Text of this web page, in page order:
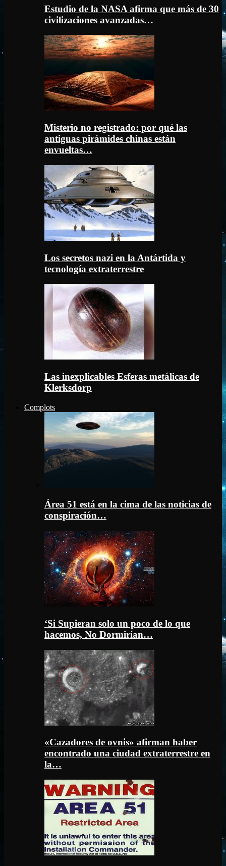
Estudio de la NASA afirma que más de 30
civilizaciones avanzadas…
Misterio no registrado: por qué las
antiguas pirámides chinas están
envueltas…
Los secretos nazi en la Antártida y
tecnología extraterrestre
Las inexplicables Esferas metálicas de
Klerksdorp
Complots
Área 51 está en la cima de las noticias de
conspiración…
‘Si Supieran solo un poco de lo que
hacemos, No Dormirían…
«Cazadores de ovnis» afirman haber
encontrado una ciudad extraterrestre en
la…